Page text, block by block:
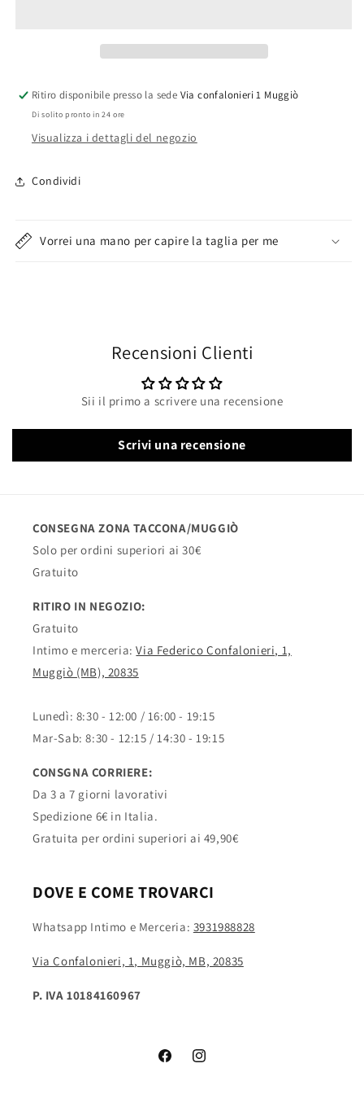
Ritiro disponibile presso la sede Via confalonieri 1 Muggiò
Di solito pronto in 24 ore
Visualizza i dettagli del negozio
Condividi
Vorrei una mano per capire la taglia per me
Recensioni Clienti
Sii il primo a scrivere una recensione
Scrivi una recensione
CONSEGNA ZONA TACCONA/MUGGIÒ
Solo per ordini superiori ai 30€
Gratuito
RITIRO IN NEGOZIO:
Gratuito
Intimo e merceria:Via Federico Confalonieri, 1,
Muggiò (MB), 20835
Lunedì: 8:30 - 12:00 / 16:00 - 19:15
Mar-Sab: 8:30 - 12:15 / 14:30 - 19:15
CONSGNA CORRIERE:
Da 3 a 7 giorni lavorativi
Spedizione 6€ in Italia.
Gratuita per ordini superiori ai 49,90€
DOVE E COME TROVARCI
Whatsapp Intimo e Merceria: 3931988828
Via Confalonieri, 1, Muggiò, MB, 20835
P. IVA 10184160967
FacebookInstagram